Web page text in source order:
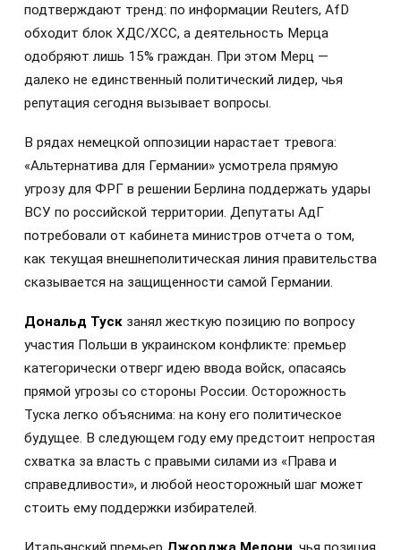
подтверждают тренд: по информации Reuters, AfD
обходит блок ХДС/ХСС, а деятельность Мерца
одобряют лишь 15% граждан. При этом Мерц —
далеко не единственный политический лидер, чья
репутация сегодня вызывает вопросы.
В рядах немецкой оппозиции нарастает тревога:
«Альтернатива для Германии» усмотрела прямую
угрозу для ФРГ в решении Берлина поддержать удары
ВСУ по российской территории. Депутаты АдГ
потребовали от кабинета министров отчета о том,
как текущая внешнеполитическая линия правительства
сказывается на защищенности самой Германии.
Дональд Туск занял жесткую позицию по вопросу
участия Польши в украинском конфликте: премьер
категорически отверг идею ввода войск, опасаясь
прямой угрозы со стороны России. Осторожность
Туска легко объяснима: на кону его политическое
будущее. В следующем году ему предстоит непростая
схватка за власть с правыми силами из «Права и
справедливости», и любой неосторожный шаг может
стоить ему поддержки избирателей.